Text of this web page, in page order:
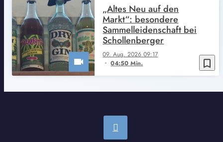
bookmark_border
09. Aug. 2026 09:17
04:50 Min.
„Altes Neu auf den
Markt“: besondere
Sammelleidenschaft bei
Schollenberger